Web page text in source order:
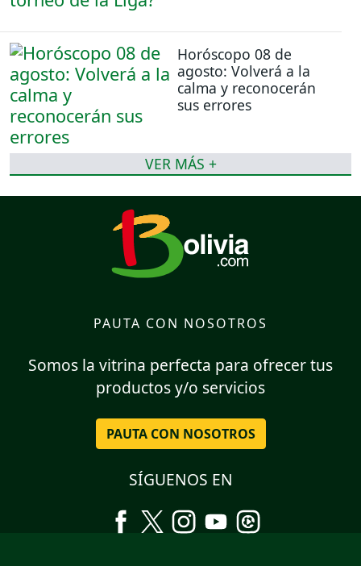
Horóscopo 08 de
agosto: Volverá a la
calma y reconocerán
sus errores
VER MÁS +
PAUTA CON NOSOTROS
Somos la vitrina perfecta para ofrecer tus
productos y/o servicios
PAUTA CON NOSOTROS
SÍGUENOS EN